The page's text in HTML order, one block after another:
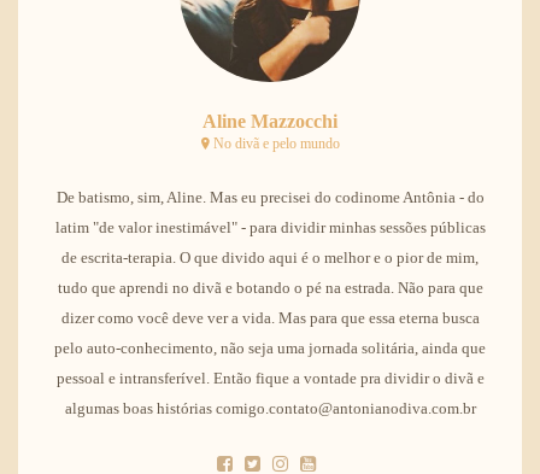
Aline Mazzocchi
No divã e pelo mundo
De batismo, sim, Aline. Mas eu precisei do codinome Antônia - do
latim "de valor inestimável" - para dividir minhas sessões públicas
de escrita-terapia. O que divido aqui é o melhor e o pior de mim,
tudo que aprendi no divã e botando o pé na estrada. Não para que
dizer como você deve ver a vida. Mas para que essa eterna busca
pelo auto-conhecimento, não seja uma jornada solitária, ainda que
pessoal e intransferível. Então fique a vontade pra dividir o divã e
algumas boas histórias comigo.contato@antonianodiva.com.br